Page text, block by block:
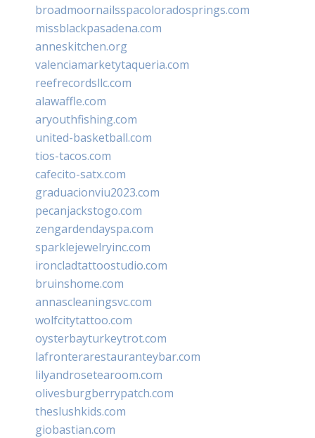
broadmoornailsspacoloradosprings.com
missblackpasadena.com
anneskitchen.org
valenciamarketytaqueria.com
reefrecordsllc.com
alawaffle.com
aryouthfishing.com
united-basketball.com
tios-tacos.com
cafecito-satx.com
graduacionviu2023.com
pecanjackstogo.com
zengardendayspa.com
sparklejewelryinc.com
ironcladtattoostudio.com
bruinshome.com
annascleaningsvc.com
wolfcitytattoo.com
oysterbayturkeytrot.com
lafronterarestauranteybar.com
lilyandrosetearoom.com
olivesburgberrypatch.com
theslushkids.com
giobastian.com